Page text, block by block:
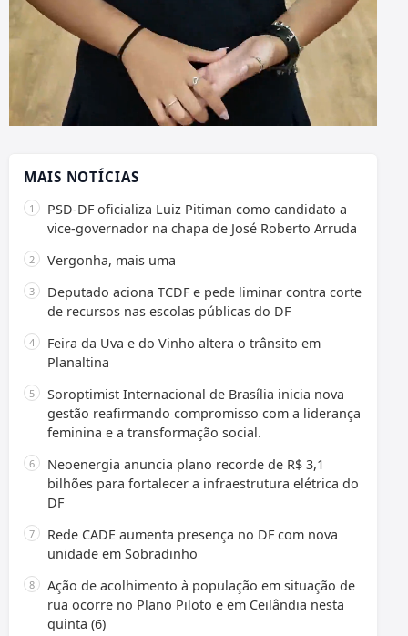
MAIS NOTÍCIAS
PSD-DF oficializa Luiz Pitiman como candidato a
vice-governador na chapa de José Roberto Arruda
Vergonha, mais uma
Deputado aciona TCDF e pede liminar contra corte
de recursos nas escolas públicas do DF
Feira da Uva e do Vinho altera o trânsito em
Planaltina
Soroptimist Internacional de Brasília inicia nova
gestão reafirmando compromisso com a liderança
feminina e a transformação social.
Neoenergia anuncia plano recorde de R$ 3,1
bilhões para fortalecer a infraestrutura elétrica do
DF
Rede CADE aumenta presença no DF com nova
unidade em Sobradinho
Ação de acolhimento à população em situação de
rua ocorre no Plano Piloto e em Ceilândia nesta
quinta (6)